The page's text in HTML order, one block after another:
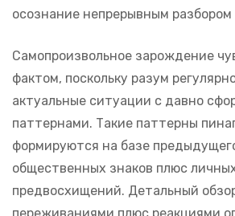
осознание непрерывным
Самопроизвольное зарождение
фактом, поскольку разум
актуальные ситуации с давно
паттернами. Такие паттерны
формируются на базе
общественных знаков плюс
предвосхищений. Детальный